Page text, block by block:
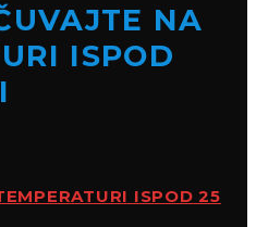
NA
ISPOD
ISPOD 25